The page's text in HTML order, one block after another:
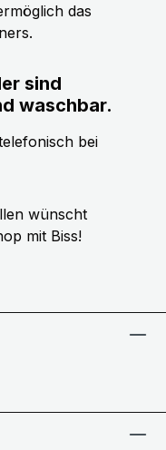
das
sind
waschbar.
bei
wünscht
mit Biss!